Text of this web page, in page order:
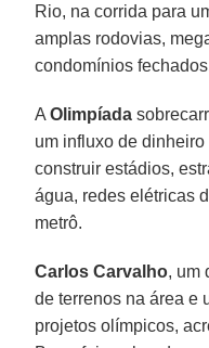
Rio, na corrida para
amplas rodovias,
condomínios
AOlimpíada
um influxo de
construir estádios,
água, redes elétricas
metrô.
Carlos Carvalho, um
de terrenos na área e
projetos olímpicos,